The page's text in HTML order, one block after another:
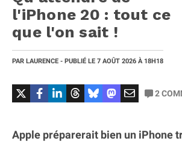
l'iPhone 20 : tout ce
que l'on sait !
PAR LAURENCE - PUBLIÉ LE 7 AOÛT 2026 À 18H18
2
Apple préparerait bien un iPhone